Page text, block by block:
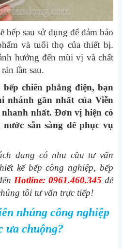
bếp sau sử dụng để đảm bảo
và tuổi thọ của thiết bị.
hưởng đến mùi vị và chất
lần sau.
bếp chiên phẳng điện, bạn
nhánh gần nhất của Viễn
nhất. Đơn vị hiện có
sẵn sàng để phục vụ
đang có nhu cầu tư vấn
kế bếp công nghiệp, bếp
Hotline: 0961.460.345 để
tôi tư vấn trực tiếp!
nhúng công nghiệp
ưa chuộng?